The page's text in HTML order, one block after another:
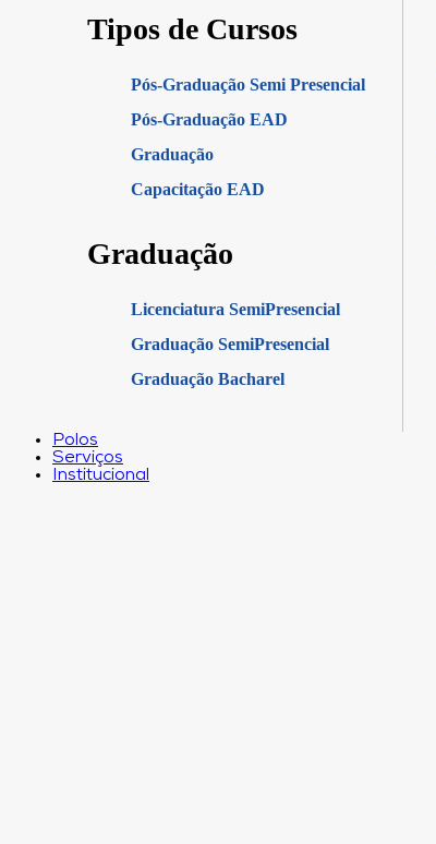
Tipos de Cursos
Pós-Graduação Semi Presencial
Pós-Graduação EAD
Graduação
Capacitação EAD
Graduação
Licenciatura SemiPresencial
Graduação SemiPresencial
Graduação Bacharel
Polos
Serviços
Institucional